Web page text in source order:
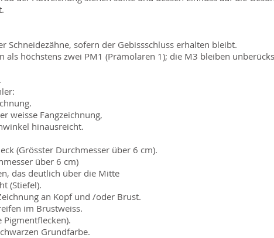
Schneidezähne, sofern der Gebissschluss erhalten bleibt.
als höchstens zwei PM1 (Prämolaren 1); die M3 bleiben
weisse Fangzeichnung,
hinausreicht.
(Grösster Durchmesser über 6 cm).
über 6 cm)
das deutlich über die Mitte
(Stiefel).
an Kopf und /oder Brust.
im Brustweiss.
Pigmentflecken).
Grundfarbe.